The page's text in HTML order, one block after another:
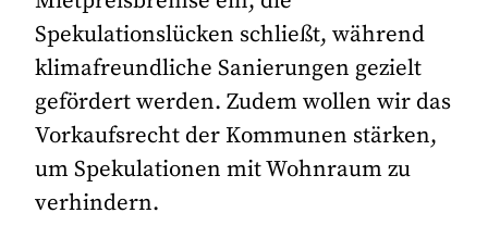
Spekulationslücken schließt, während
klimafreundliche Sanierungen gezielt
gefördert werden. Zudem wollen wir das
Vorkaufsrecht der Kommunen stärken,
um Spekulationen mit Wohnraum zu
verhindern.